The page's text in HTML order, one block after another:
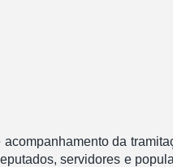
da
servidores e